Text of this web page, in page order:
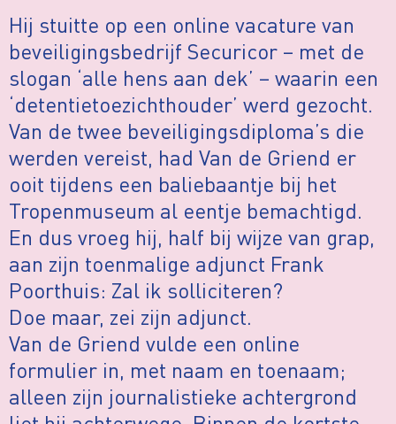
Hij stuitte op een online vacature van
beveiligingsbedrijf Securicor – met de
slogan ‘alle hens aan dek’ – waarin een
‘detentietoezichthouder’ werd gezocht.
Van de twee beveiligingsdiploma’s die
werden vereist, had Van de Griend er
ooit tijdens een baliebaantje bij het
Tropenmuseum al eentje bemachtigd.
En dus vroeg hij, half bij wijze van grap,
aan zijn toenmalige adjunct Frank
Poorthuis: Zal ik solliciteren?
Doe maar, zei zijn adjunct.
Van de Griend vulde een online
formulier in, met naam en toenaam;
alleen zijn journalistieke achtergrond